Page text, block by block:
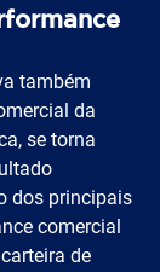
também
da
se torna
dos principais
comercial
de